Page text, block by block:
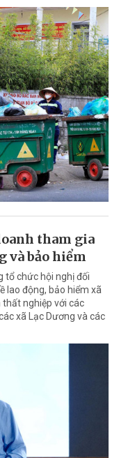
tham gia
và bảo hiểm
tổ chức hội nghị đối
lao động, bảo hiểm xã
thất nghiệp với các
xã Lạc Dương và các